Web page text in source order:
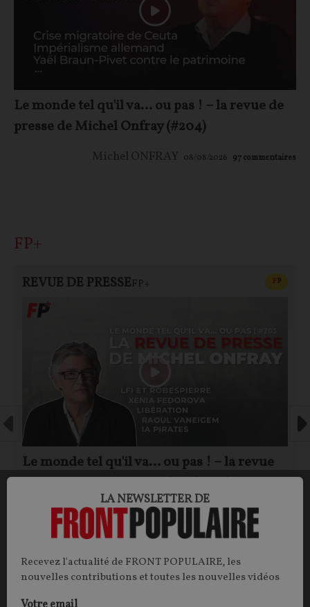
Le monde tel qu'il va… ou pas ! – la revue de
presse de Michel Onfray (#204)
Michel ONFRAY 08/08/2026 97commentaires
FP+
REVUE DE PRESSEFP+ FP
Le monde tel qu'il va… ou pas ! – la revue
de presse de Michel Onfray (#203)
Michel ONFRAY 01/08/2026 83commentaires
LA NEWSLETTER DE
Recevez l'actualité de FRONT POPULAIRE, les
nouvelles contributions et toutes les nouvelles vidéos